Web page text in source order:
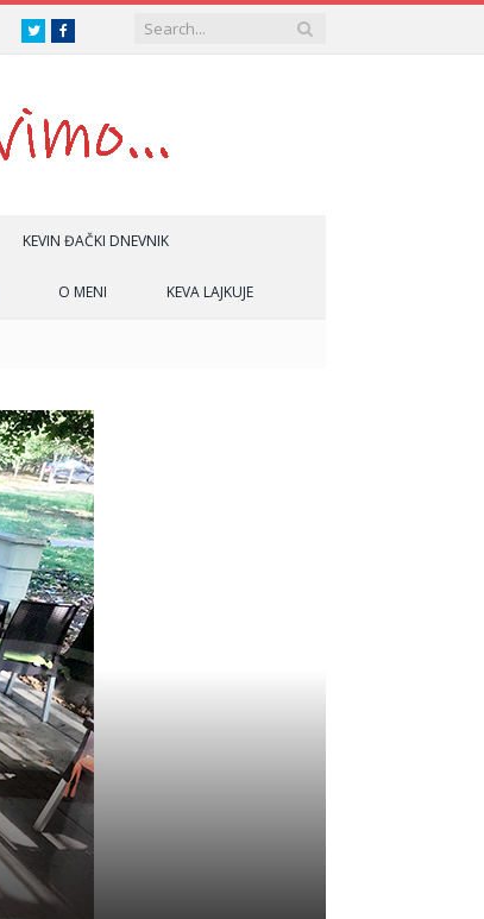
TwitterFacebook
KEVIN ĐAČKI DNEVNIK
O MENI KEVA LAJKUJE